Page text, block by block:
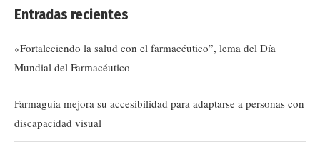
Entradas recientes
«Fortaleciendo la salud con el farmacéutico”, lema del Día
Mundial del Farmacéutico
Farmaguia mejora su accesibilidad para adaptarse a personas con
discapacidad visual